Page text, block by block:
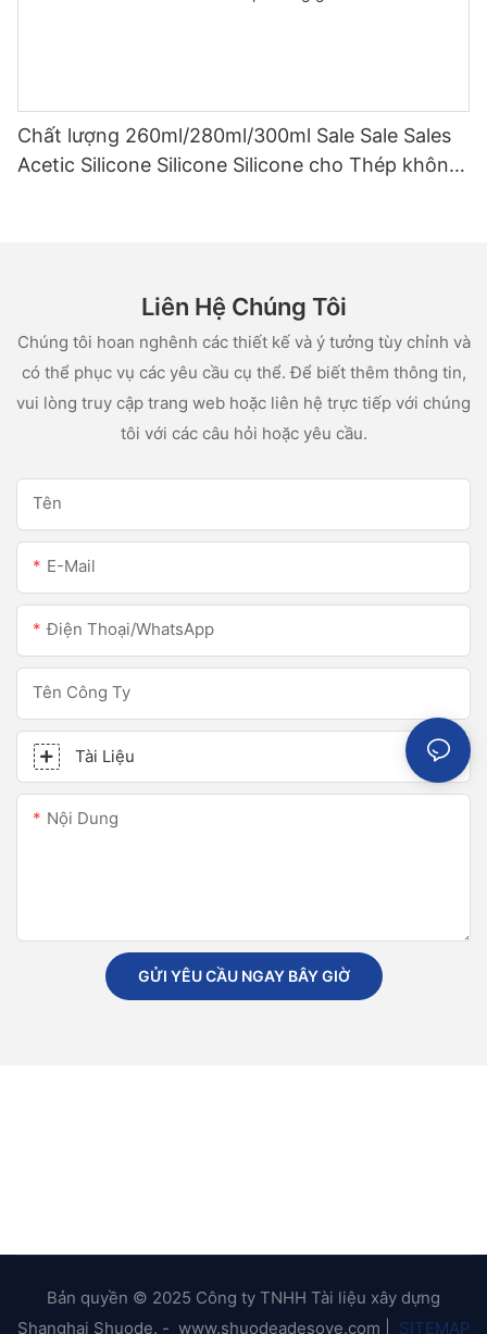
Chất lượng 260ml/280ml/300ml Sale Sale Sales
Acetic Silicone Silicone Silicone cho Thép không
Liên Hệ Chúng Tôi
Chúng tôi hoan nghênh các thiết kế và ý tưởng tùy chỉnh và
có thể phục vụ các yêu cầu cụ thể. Để biết thêm thông tin,
vui lòng truy cập trang web hoặc liên hệ trực tiếp với chúng
tôi với các câu hỏi hoặc yêu cầu.
Tên
E-Mail
Điện Thoại/WhatsApp
Tên Công Ty
Tài Liệu
Nội Dung
GỬI YÊU CẦU NGAY BÂY GIỜ
Bản quyền © 2025 Công ty TNHH Tài liệu xây dựng
Shanghai Shuode. - www.shuodeadesove.com |
SITEMAP